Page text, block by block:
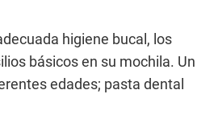
higiene bucal, los
básicos en su mochila. Un
edades; pasta dental